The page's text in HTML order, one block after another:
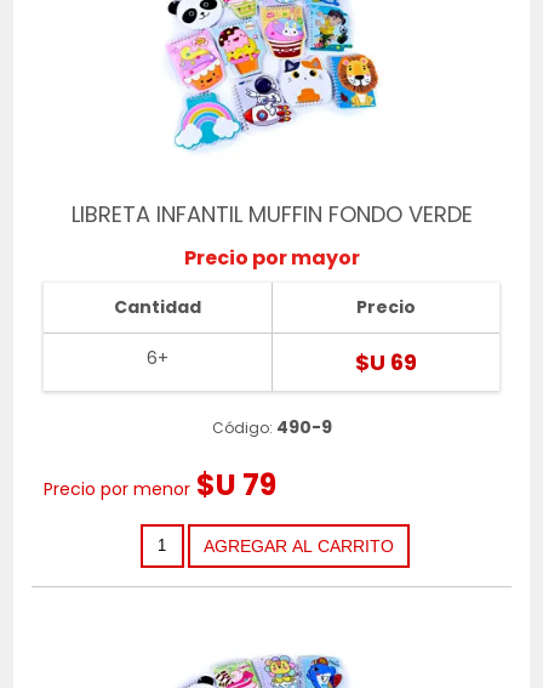
LIBRETA INFANTIL MUFFIN FONDO VERDE
Precio por mayor
Cantidad
6+
Precio
$U 69
Código: 490-9
Precio por menor $U 79